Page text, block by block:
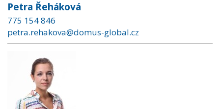
Petra Řeháková
775 154 846
petra.rehakova@domus-global.cz